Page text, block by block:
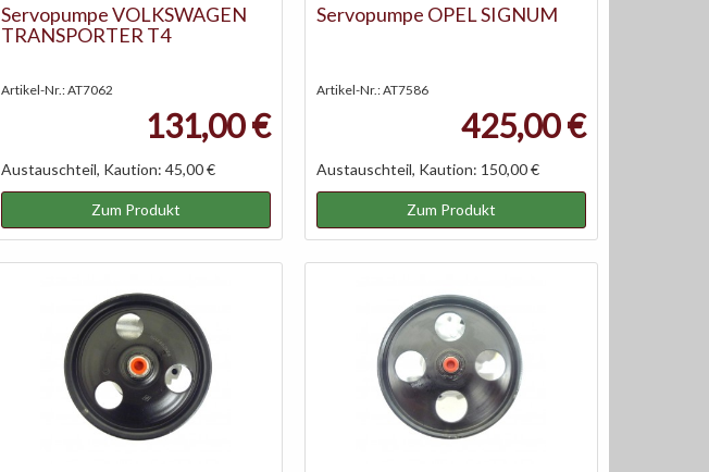
Servopumpe VOLKSWAGEN
TRANSPORTER T4
Artikel-Nr.: AT7062
131,00 €
Austauschteil, Kaution: 45,00 €
Zum Produkt
Servopumpe OPEL SIGNUM
Artikel-Nr.: AT7586
425,00 €
Austauschteil, Kaution: 150,00 €
Zum Produkt